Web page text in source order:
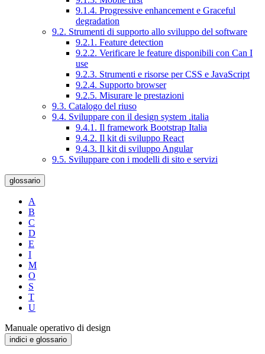
9.1.4. Progressive enhancement e Graceful
degradation
9.2. Strumenti di supporto allo sviluppo del software
9.2.1. Feature detection
9.2.2. Verificare le feature disponibili con Can I
use
9.2.3. Strumenti e risorse per CSS e JavaScript
9.2.4. Supporto browser
9.2.5. Misurare le prestazioni
9.3. Catalogo del riuso
9.4. Sviluppare con il design system .italia
9.4.1. Il framework Bootstrap Italia
9.4.2. Il kit di sviluppo React
9.4.3. Il kit di sviluppo Angular
9.5. Sviluppare con i modelli di sito e servizi
glossario
A
B
C
D
E
I
M
O
S
T
U
Manuale operativo di design
indici e glossario